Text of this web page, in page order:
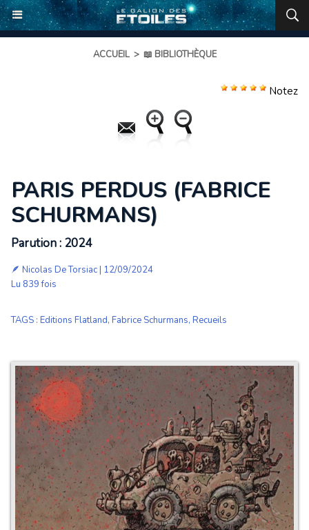
ACCUEIL > 📖 BIBLIOTHÈQUE
Notez
PARIS PERDUS (FABRICE
SCHURMANS)
Parution : 2024
🪶 Nicolas De Torsiac| 12/09/2024
Lu 839 fois
TAGS : Editions Flatland, Fabrice Schurmans, Recueils